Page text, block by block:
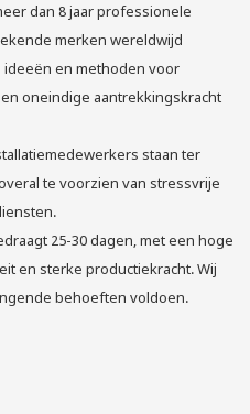
dan 8 jaar professionele
merken wereldwijd
en methoden voor
oneindige aantrekkingskracht
staan ​​ter
te voorzien van stressvrije
​​25-30 dagen, met een hoge
en sterke productiekracht. Wij
behoeften voldoen.